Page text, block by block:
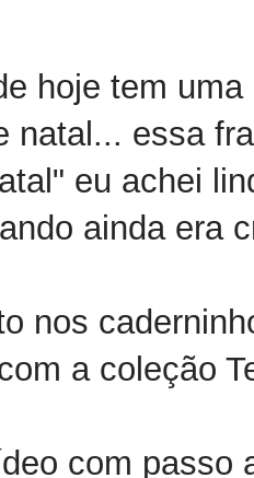
hoje tem
natal... essa
eu achei
ainda era
nos
a coleção
com passo